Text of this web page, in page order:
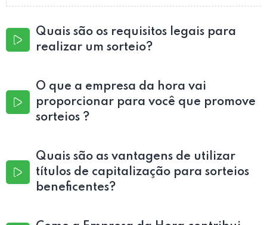
Quais são os requisitos legais para
realizar um sorteio?
O que a empresa da hora vai
proporcionar para você que promove
sorteios ?
Quais são as vantagens de utilizar
títulos de capitalização para sorteios
beneficentes?